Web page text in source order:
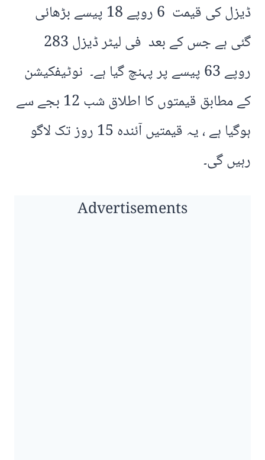
ڈیزل کی قیمت 6 روپے 18 پیسے بڑھائی
گئی ہے جس کے بعد فی لیٹر ڈیزل 283
روپے 63 پیسے پر پہنچ گیا ہے۔ نوٹیفکیشن
کے مطابق قیمتوں کا اطلاق شب 12 بجے سے
ہوگیا ہے ، یہ قیمتیں آئندہ 15 روز تک لاگو
رہیں گی۔
Advertisements